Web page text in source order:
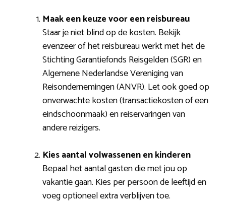
Maak een keuze voor een reisbureau
Staar je niet blind op de kosten. Bekijk
evenzeer of het reisbureau werkt met het de
Stichting Garantiefonds Reisgelden (SGR) en
Algemene Nederlandse Vereniging van
Reisondernemingen (ANVR). Let ook goed op
onverwachte kosten (transactiekosten of een
eindschoonmaak) en reiservaringen van
andere reizigers.
Kies aantal volwassenen en kinderen
Bepaal het aantal gasten die met jou op
vakantie gaan. Kies per persoon de leeftijd en
voeg optioneel extra verblijven toe.